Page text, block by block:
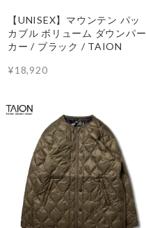
【UNISEX】マウンテン パッ
カブル ボリューム ダウンパー
カー / ブラック / TAION
¥18,920